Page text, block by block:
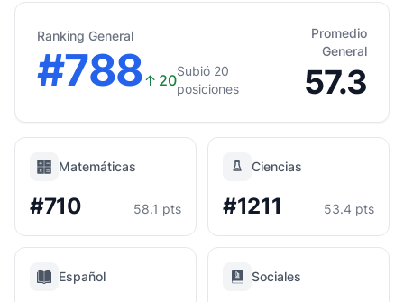
Ranking General
#788↑ 20
Subió 20
posiciones
Promedio
General
57.3
Matemáticas
#710 58.1 pts
Ciencias
#1211 53.4 pts
Español Sociales